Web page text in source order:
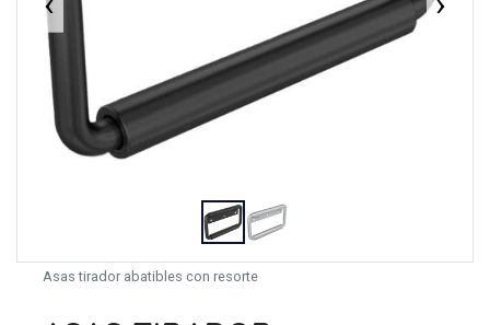
Asas tirador abatibles con resorte